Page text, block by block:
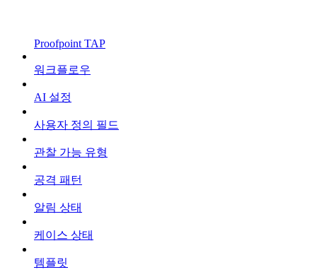
Proofpoint TAP
워크플로우
AI 설정
사용자 정의 필드
관찰 가능 유형
공격 패턴
알림 상태
케이스 상태
템플릿